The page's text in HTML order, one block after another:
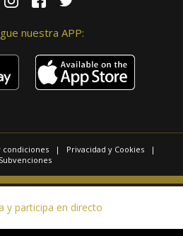
nuestra APP:
condiciones | Privacidad y Cookies |
Subvenciones
porWeb Las Palmas
y participa en directo